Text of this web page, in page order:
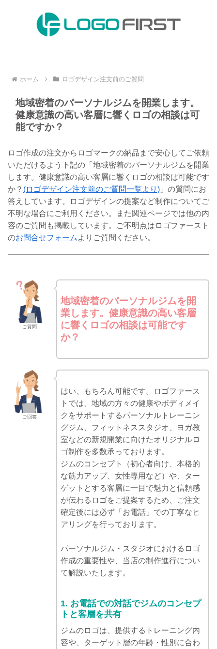
ホーム ロゴデザイン注文前のご質問
地域密着のパーソナルジムを開業します。
健康意識の高い客層に響くロゴの相談は可
能ですか？
ロゴ作成の注文からロゴマークの納品まで安心してご依頼
いただけるよう下記の「地域密着のパーソナルジムを開業
します。健康意識の高い客層に響くロゴの相談は可能です
か？ (ロゴデザイン注文前のご質問一覧より) 」の質問にお
答えしています。ロゴデザインの提案など制作についてご
不明な場合にご利用ください。また関連ページでは他の内
容のご質問も掲載しています。ご不明点はロゴファースト
のお問合せフォーム よりご質問ください。
ご質問
地域密着のパーソナルジムを開
業します。健康意識の高い客層
に響くロゴの相談は可能です
か？
ご回答
はい、もちろん可能です。ロゴファース
トでは、地域の方々の健康やボディメイ
クをサポートするパーソナルトレーニン
グジム、フィットネススタジオ、ヨガ教
室などの新規開業に向けたオリジナルロ
ゴ制作を多数承っております。
ジムのコンセプト（初心者向け、本格的
な筋力アップ、女性専用など）や、ター
ゲットとする客層に一目で魅力と信頼感
が伝わるロゴをご提案するため、ご注文
確定後には必ず「お電話」での丁寧なヒ
アリングを行っております。
パーソナルジム・スタジオにおけるロゴ
作成の重要性や、当店の制作進行につい
て解説いたします。
1. お電話での対話でジムのコンセプ
トと客層を共有
ジムのロゴは、提供するトレーニング内
容や、ターゲット層の年齢・性別に合わ